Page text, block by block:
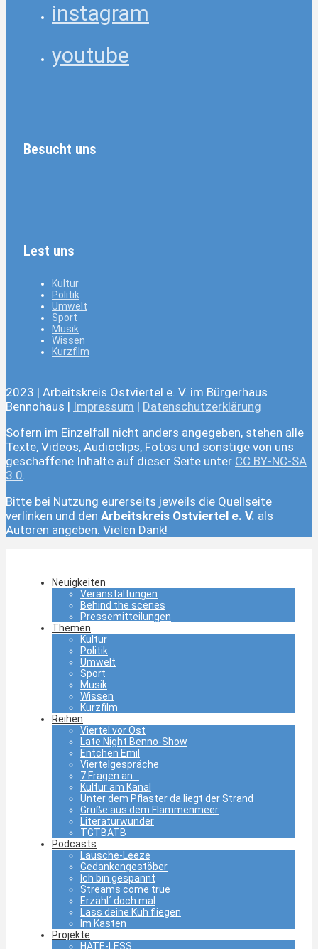
instagram
youtube
Besucht uns
Lest uns
Kultur
Politik
Umwelt
Sport
Musik
Wissen
Kurzfilm
2023 | Arbeitskreis Ostviertel e. V. im Bürgerhaus
Bennohaus | Impressum | Datenschutzerklärung
Sofern im Einzelfall nicht anders angegeben, stehen alle
Texte, Videos, Audioclips, Fotos und sonstige von uns
geschaffene Inhalte auf dieser Seite unter CC BY-NC-SA
3.0.
Bitte bei Nutzung eurerseits jeweils die Quellseite
verlinken und den Arbeitskreis Ostviertel e. V. als
Autoren angeben. Vielen Dank!
Neuigkeiten
Veranstaltungen
Behind the scenes
Pressemitteilungen
Themen
Kultur
Politik
Umwelt
Sport
Musik
Wissen
Kurzfilm
Reihen
Viertel vor Ost
Late Night Benno-Show
Entchen Emil
Viertelgespräche
7 Fragen an…
Kultur am Kanal
Unter dem Pflaster da liegt der Strand
Grüße aus dem Flammenmeer
Literaturwunder
TGTBATB
Podcasts
Lausche-Leeze
Gedankengestöber
Ich bin gespannt
Streams come true
Erzähl´ doch mal
Lass deine Kuh fliegen
Im Kasten
Projekte
HATE-LESS